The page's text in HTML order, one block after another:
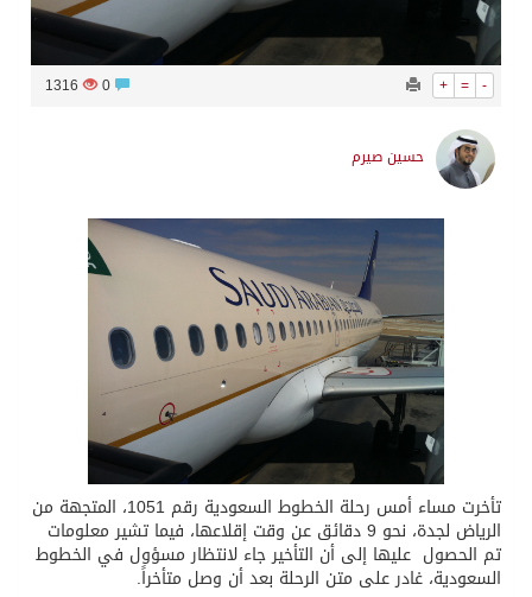
+ = -
1316
حسين صيرم
تأخرت مساء أمس رحلة الخطوط السعودية رقم 1051، المتجهة من
الرياض لجدة، نحو 9 دقائق عن وقت إقلاعها، فيما تشير معلومات
تم الحصول عليها إلى أن التأخير جاء لانتظار مسؤول في الخطوط
السعودية، غادر على متن الرحلة بعد أن وصل متأخراً.